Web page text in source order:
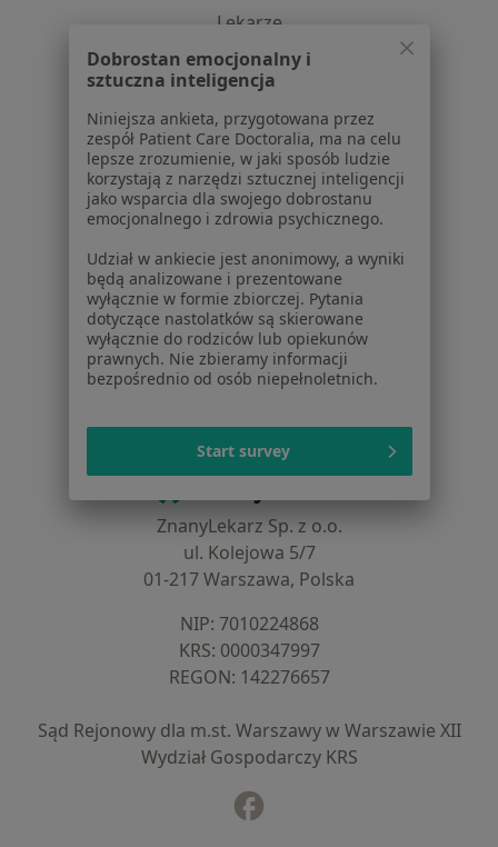
Lekarze
Placówki medyczne
Pytania i odpowiedzi
Choroby
Pomoc
Aplikacje mobilne
Blog dla pacjentów
Dla profesjonalistów
Cennik
Dla lekarzy
Dla placówek medycznych
Noa Notes
nowość
Centrum Pomocy dla Specjalisty
Kontakt
ZnanyLekarz Sp. z o.o.
ul. Kolejowa 5/7
01-217 Warszawa, Polska
NIP: ⁠7010224868
KRS: ⁠0000347997
REGON: ⁠142276657
Sąd Rejonowy dla m.st. Warszawy w Warszawie XII
Wydział Gospodarczy KRS
Dobrostan emocjonalny i
sztuczna inteligencja
Niniejsza ankieta, przygotowana przez
zespół Patient Care Doctoralia, ma na celu
lepsze zrozumienie, w jaki sposób ludzie
korzystają z narzędzi sztucznej inteligencji
jako wsparcia dla swojego dobrostanu
emocjonalnego i zdrowia psychicznego.
Udział w ankiecie jest anonimowy, a wyniki
będą analizowane i prezentowane
wyłącznie w formie zbiorczej. Pytania
dotyczące nastolatków są skierowane
wyłącznie do rodziców lub opiekunów
prawnych. Nie zbieramy informacji
bezpośrednio od osób niepełnoletnich.
Start survey